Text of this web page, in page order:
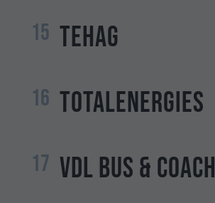
15 TEHAG
16 TotalEnergies
17 VDL Bus & Coach